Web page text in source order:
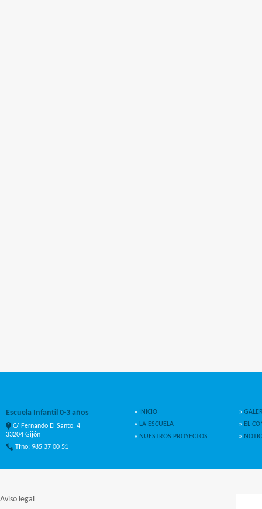
Escuela Infantil 0-3 años
C/ Fernando El Santo, 4
33204 Gijón
Tfno: 985 37 00 51
» INICIO
» LA ESCUELA
» NUESTROS PROYECTOS
»
» EL
»
Aviso legal